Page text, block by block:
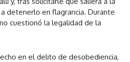
detenerlo en flagrancia. Durante
cuestionó la legalidad de la
en el delito de desobediencia,